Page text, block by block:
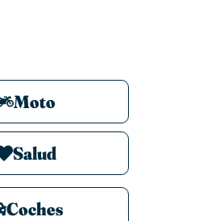
Moto
Salud
Coches